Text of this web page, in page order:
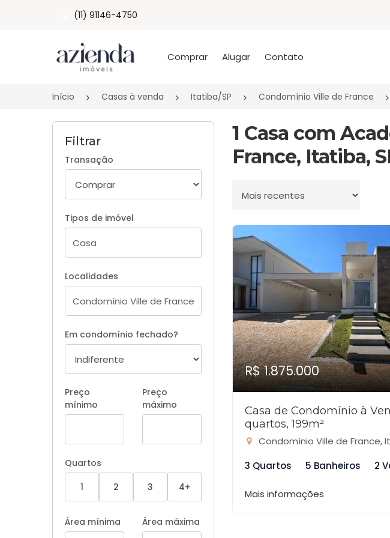
(11) 91146-4750
Página inicial
Comprar Alugar Contato
Início Casas à venda Itatiba/SP Condomínio Ville de France
Filtrar
Transação
Tipos de imóvel
Localidades
Em condomínio fechado?
Preço
mínimo
Preço
máximo
Quartos
1
2 3 4+
Área mínima Área máxima
1 Casa com
France, Itatiba,
Ordenar por
R$ 1.875.000
Casa de Condomínio à
quartos, 199m²
Condomínio Ville de France,
3 Quartos
5 Banheiros 2
Mais informações